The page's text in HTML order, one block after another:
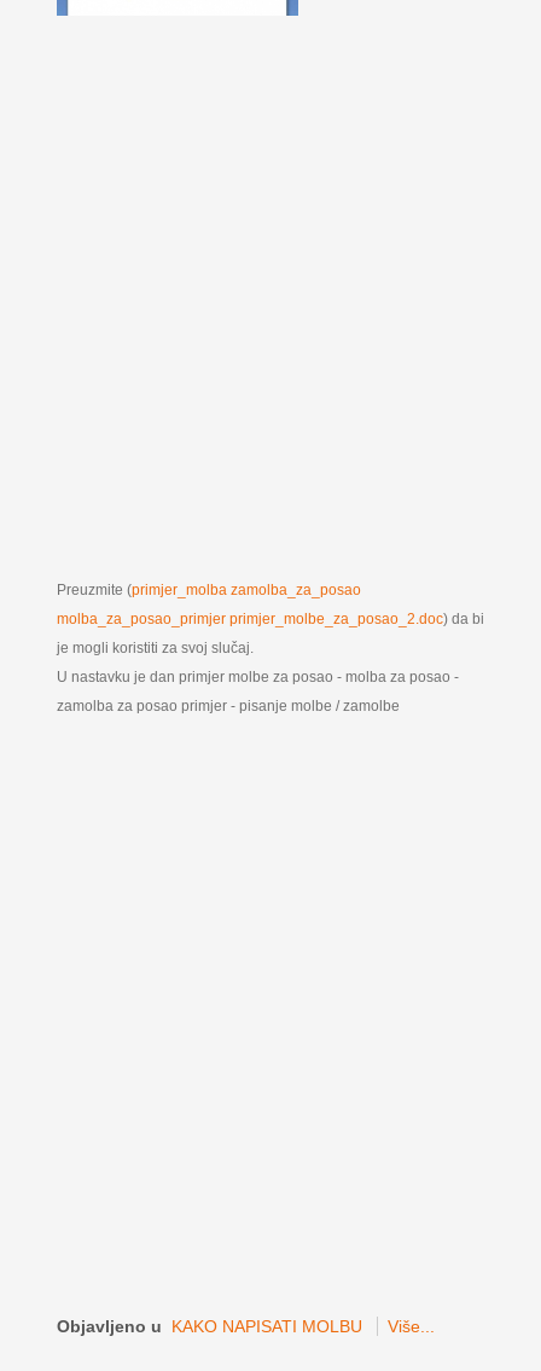
Preuzmite (primjer_molba zamolba_za_posao
molba_za_posao_primjer primjer_molbe_za_posao_2.doc) da bi
je mogli koristiti za svoj slučaj.
U nastavku je dan primjer molbe za posao - molba za posao -
zamolba za posao primjer - pisanje molbe / zamolbe
Objavljeno u KAKO NAPISATI MOLBU Više...